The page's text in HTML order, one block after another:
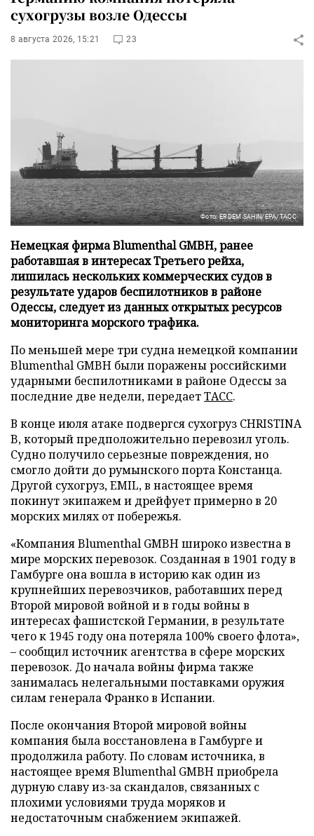
сухогрузы возле Одессы
8 августа 2026, 15:21 23
Фото: ERDEM SAHIN/EPA/ТАСС
Немецкая фирма Blumenthal GMBH, ранее
работавшая в интересах Третьего рейха,
лишилась нескольких коммерческих судов в
результате ударов беспилотников в районе
Одессы, следует из данных открытых ресурсов
мониторинга морского трафика.
По меньшей мере три судна немецкой компании
Blumenthal GMBH были поражены российскими
ударными беспилотниками в районе Одессы за
последние две недели, передаетТАСС.
В конце июля атаке подвергся сухогруз CHRISTINA
B, который предположительно перевозил уголь.
Судно получило серьезные повреждения, но
смогло дойти до румынского порта Констанца.
Другой сухогруз, EMIL, в настоящее время
покинут экипажем и дрейфует примерно в 20
морских милях от побережья.
«Компания Blumenthal GMBH широко известна в
мире морских перевозок. Созданная в 1901 году в
Гамбурге она вошла в историю как один из
крупнейших перевозчиков, работавших перед
Второй мировой войной и в годы войны в
интересах фашистской Германии, в результате
чего к 1945 году она потеряла 100% своего флота»,
– сообщил источник агентства в сфере морских
перевозок. До начала войны фирма также
занималась нелегальными поставками оружия
силам генерала Франко в Испании.
После окончания Второй мировой войны
компания была восстановлена в Гамбурге и
продолжила работу. По словам источника, в
настоящее время Blumenthal GMBH приобрела
дурную славу из-за скандалов, связанных с
плохими условиями труда моряков и
недостаточным снабжением экипажей.